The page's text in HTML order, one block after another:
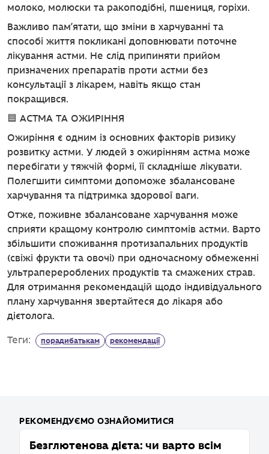
молоко, молюски та ракоподібні, пшениця, горіхи.
Важливо пам’ятати, що зміни в харчуванні та
способі життя покликані доповнювати поточне
лікування астми. Не слід припиняти прийом
призначених препаратів проти астми без
консультації з лікарем, навіть якщо стан
покращився.
🟦 АСТМА ТА ОЖИРІННЯ
Ожиріння є одним із основних факторів ризику
розвитку астми. У людей з ожирінням астма може
перебігати у тяжчій формі, її складніше лікувати.
Полегшити симптоми допоможе збалансоване
харчування та підтримка здорової ваги.
Отже, поживне збалансоване харчування може
сприяти кращому контролю симптомів астми. Варто
збільшити споживання протизапальних продуктів
(свіжі фрукти та овочі) при одночасному обмеженні
ультраперероблених продуктів та смажених страв.
Для отримання рекомендацій щодо індивідуального
плану харчування звертайтеся до лікаря або
дієтолога.
Теги: порадибатькам рекомендації
РЕКОМЕНДУЄМО ОЗНАЙОМИТИСЯ
Безглютенова дієта: чи варто всім